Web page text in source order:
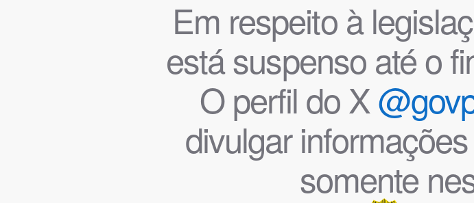
Em respeito à
está suspenso até o
O perfil do X
divulgar
somente